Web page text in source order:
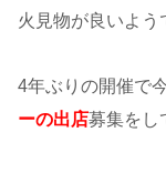
火見物が良いよう
4年ぶりの開催で
ーの出店募集をし